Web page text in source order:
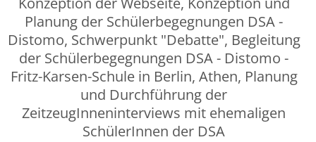
Planung der Schülerbegegnungen DSA -
Distomo, Schwerpunkt "Debatte", Begleitung
der Schülerbegegnungen DSA - Distomo -
Fritz-Karsen-Schule in Berlin, Athen, Planung
und Durchführung der
ZeitzeugInneninterviews mit ehemaligen
SchülerInnen der DSA